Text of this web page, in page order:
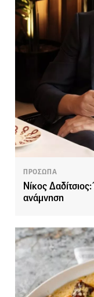
ΠΡΟΣΩΠΑ
Νίκος
ανάμνηση